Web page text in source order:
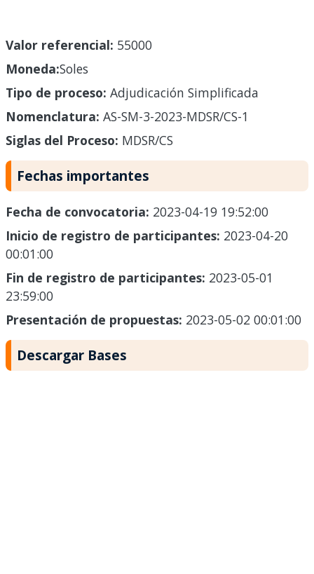
Valor referencial: 55000
Moneda:Soles
Tipo de proceso: Adjudicación Simplificada
Nomenclatura: AS-SM-3-2023-MDSR/CS-1
Siglas del Proceso: MDSR/CS
Fechas importantes
Fecha de convocatoria: 2023-04-19 19:52:00
Inicio de registro de participantes: 2023-04-20
00:01:00
Fin de registro de participantes: 2023-05-01
23:59:00
Presentación de propuestas: 2023-05-02 00:01:00
Descargar Bases